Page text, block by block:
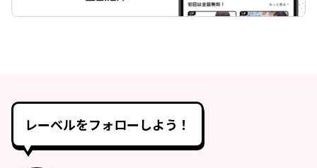
レーベルをフォローしよう！